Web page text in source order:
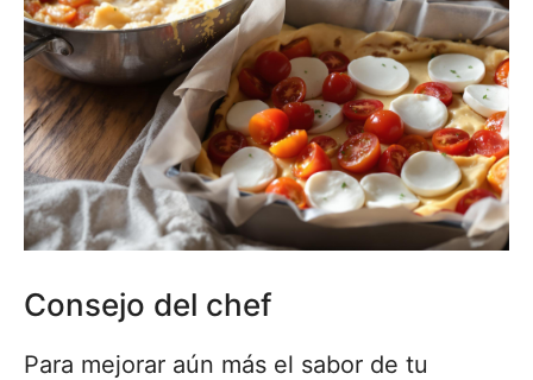
Consejo del chef
Para mejorar aún más el sabor de tu